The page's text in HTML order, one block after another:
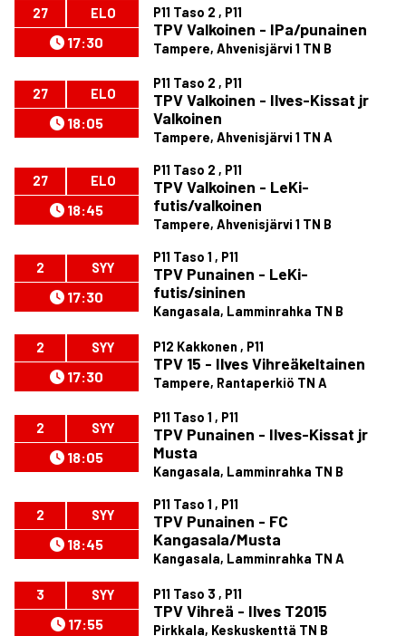
27 ELO
17:30
P11 Taso 2 , P11
TPV Valkoinen - IPa/punainen
Tampere, Ahvenisjärvi 1 TN B
27 ELO
18:05
P11 Taso 2 , P11
TPV Valkoinen - Ilves-Kissat jr
Valkoinen
Tampere, Ahvenisjärvi 1 TN A
27 ELO
18:45
P11 Taso 2 , P11
TPV Valkoinen - LeKi-
futis/valkoinen
Tampere, Ahvenisjärvi 1 TN B
2 SYY
17:30
P11 Taso 1 , P11
TPV Punainen - LeKi-
futis/sininen
Kangasala, Lamminrahka TN B
2 SYY
17:30
P12 Kakkonen , P11
TPV 15 - Ilves Vihreäkeltainen
Tampere, Rantaperkiö TN A
2 SYY
18:05
P11 Taso 1 , P11
TPV Punainen - Ilves-Kissat jr
Musta
Kangasala, Lamminrahka TN B
2 SYY
18:45
P11 Taso 1 , P11
TPV Punainen - FC
Kangasala/Musta
Kangasala, Lamminrahka TN A
3 SYY
17:55
P11 Taso 3 , P11
TPV Vihreä - Ilves T2015
Pirkkala, Keskuskenttä TN B